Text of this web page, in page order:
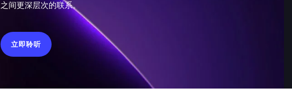
之间更深层次的联系。
立即聆听